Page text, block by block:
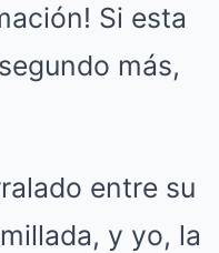
Si esta
más,
entre su
y yo, la